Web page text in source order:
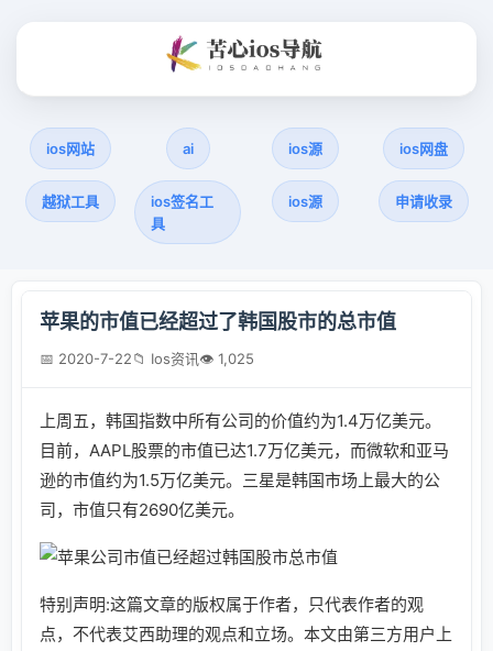
ios网站 ai ios源 ios网盘
越狱工具
ios签名工
具
ios源 申请收录
苹果的市值已经超过了韩国股市的总市值
📅 2020-7-22📁 Ios资讯👁 1,025
上周五，韩国指数中所有公司的价值约为1.4万亿美元。
目前，AAPL股票的市值已达1.7万亿美元，而微软和亚马
逊的市值约为1.5万亿美元。三星是韩国市场上最大的公
司，市值只有2690亿美元。
特别声明:这篇文章的版权属于作者，只代表作者的观
点，不代表艾西助理的观点和立场。本文由第三方用户上